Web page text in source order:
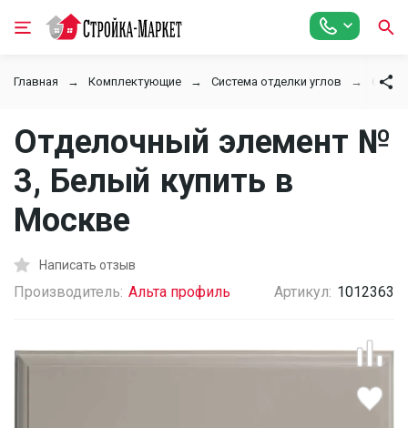
Главная Комплектующие Система отделки углов
Отделочный элемент №
3, Белый купить в
Москве
Написать отзыв
Производитель: Альта профиль Артикул: 1012363